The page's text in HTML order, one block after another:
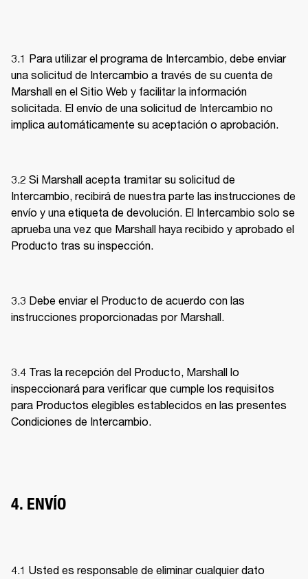
3.1 Para utilizar el programa de Intercambio, debe enviar
una solicitud de Intercambio a través de su cuenta de
Marshall en el Sitio Web y facilitar la información
solicitada. El envío de una solicitud de Intercambio no
implica automáticamente su aceptación o aprobación.
3.2 Si Marshall acepta tramitar su solicitud de
Intercambio, recibirá de nuestra parte las instrucciones de
envío y una etiqueta de devolución. El Intercambio solo se
aprueba una vez que Marshall haya recibido y aprobado el
Producto tras su inspección.
3.3 Debe enviar el Producto de acuerdo con las
instrucciones proporcionadas por Marshall.
3.4 Tras la recepción del Producto, Marshall lo
inspeccionará para verificar que cumple los requisitos
para Productos elegibles establecidos en las presentes
Condiciones de Intercambio.
4. ENVÍO
4.1 Usted es responsable de eliminar cualquier dato